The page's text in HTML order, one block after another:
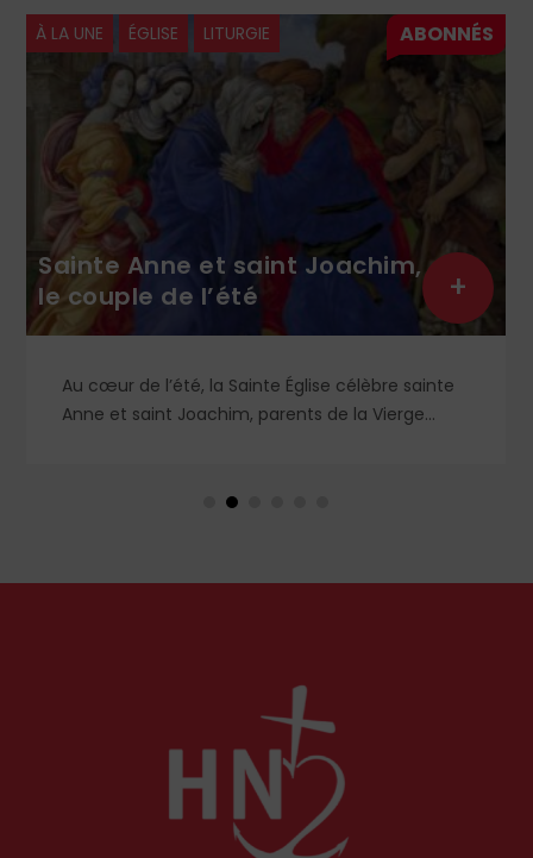
À LA UNE ÉGLISE LITURGIE
Sainte Anne et saint Joachim,
le couple de l’été
Au cœur de l’été, la Sainte Église célèbre sainte
Anne et saint Joachim, parents de la Vierge
en Orient qu’en Occident, célèbre par sa piété
+